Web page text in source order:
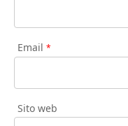
Email *
Sito web